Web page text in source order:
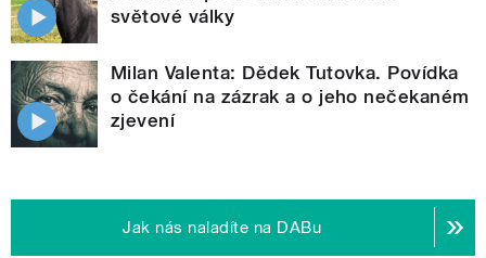
světové války
Milan Valenta: Dědek Tutovka. Povídka
o čekání na zázrak a o jeho nečekaném
zjevení
Jak nás naladíte na DABu